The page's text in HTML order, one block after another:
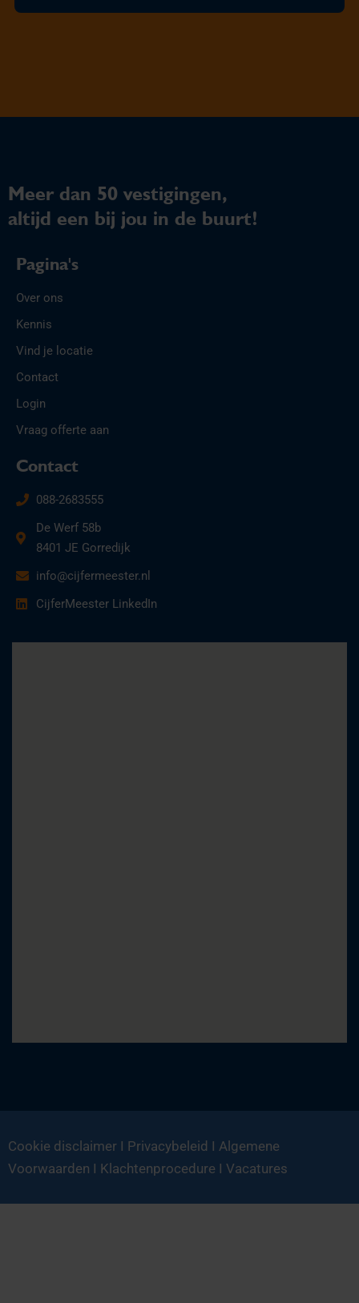
Meer dan 50 vestigingen,
altijd een bij jou in de buurt!
Pagina's
Over ons
Kennis
Vind je locatie
Contact
Login
Vraag offerte aan
Contact
088-2683555
De Werf 58b
8401 JE Gorredijk
info@cijfermeester.nl
CijferMeester LinkedIn
Cookie disclaimer I Privacybeleid I Algemene
Voorwaarden I Klachtenprocedure I Vacatures